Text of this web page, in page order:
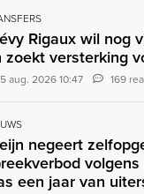
Rigaux wil nog
zoekt versterking
5 aug. 2026 10:47 169
negeert
een jaar van